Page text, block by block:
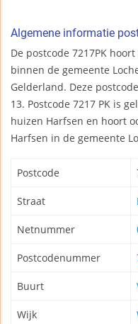
Algemene informatie
De postcode 7217PK
binnen de gemeente
Gelderland. Deze
13. Postcode 7217 PK is
huizen Harfsen en hoort
Harfsen in de gemeente
Postcode
Straat
Netnummer
Postcodenummer
Buurt
Wijk